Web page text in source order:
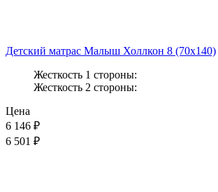
Детский матрас Малыш Холлкон 8 (70x140)
Жесткость 1 стороны:
Жесткость 2 стороны:
Цена
6 146 ₽
6 501 ₽